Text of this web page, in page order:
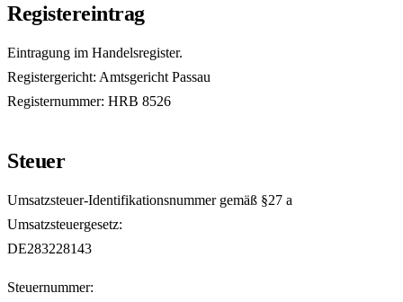
Registereintrag
Eintragung im Handelsregister.
Registergericht: Amtsgericht Passau
Registernummer: HRB 8526
Steuer
Umsatzsteuer-Identifikationsnummer gemäß §27 a
Umsatzsteuergesetz:
DE283228143
Steuernummer: